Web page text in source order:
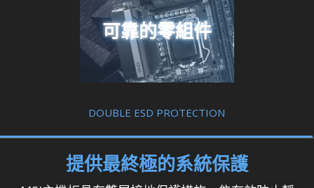
可靠的零組件
DOUBLE ESD PROTECTION
提供最終極的系統保護